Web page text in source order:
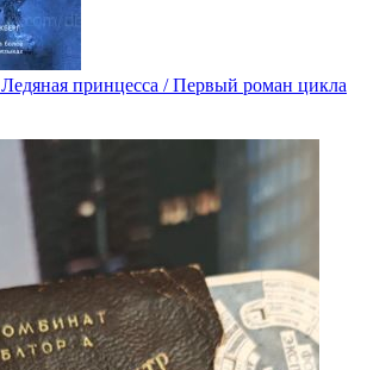
принцесса / Первый роман цикла